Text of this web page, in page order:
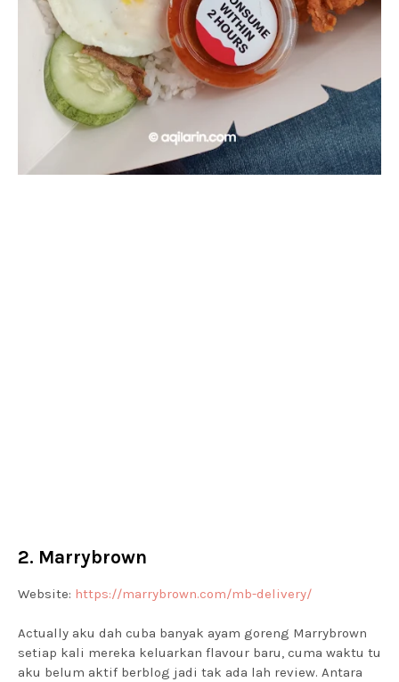
2. Marrybrown
Website: https://marrybrown.com/mb-delivery/
Actually aku dah cuba banyak ayam goreng Marrybrown
setiap kali mereka keluarkan flavour baru, cuma waktu tu
aku belum aktif berblog jadi tak ada lah review. Antara